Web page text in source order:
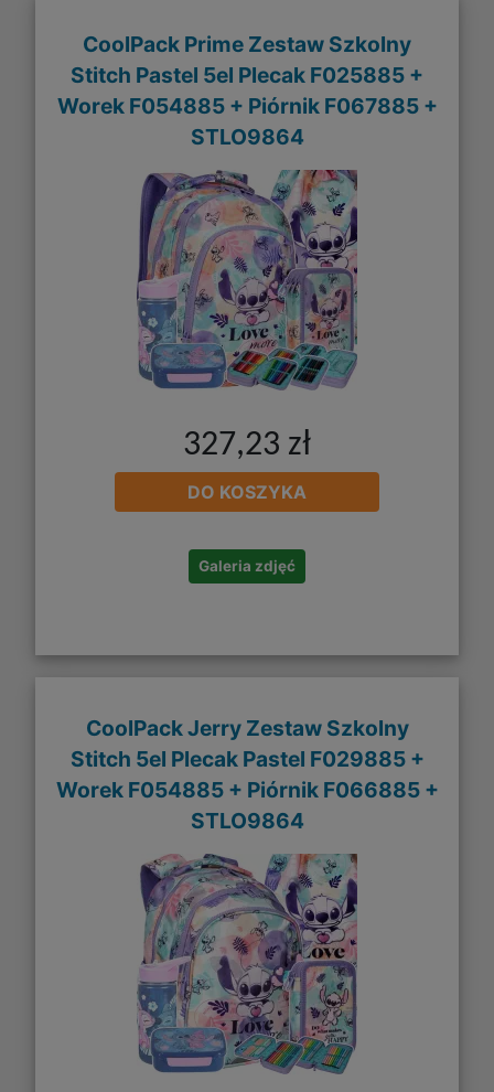
CoolPack Prime Zestaw Szkolny
Stitch Pastel 5el Plecak F025885 +
Worek F054885 + Piórnik F067885 +
STLO9864
327,23 zł
DO KOSZYKA
Galeria zdjęć
CoolPack Jerry Zestaw Szkolny
Stitch 5el Plecak Pastel F029885 +
Worek F054885 + Piórnik F066885 +
STLO9864